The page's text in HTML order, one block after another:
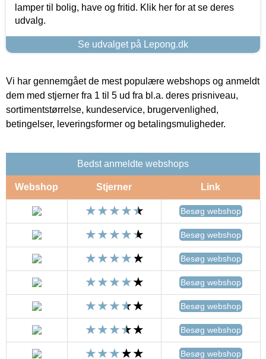
lamper til bolig, have og fritid. Klik her for at se deres
udvalg.
Se udvalget på Lepong.dk
Vi har gennemgået de mest populære webshops og anmeldt
dem med stjerner fra 1 til 5 ud fra bl.a. deres prisniveau,
sortimentstørrelse, kundeservice, brugervenlighed,
betingelser, leveringsformer og betalingsmuligheder.
Bedst anmeldte webshops
Webshop Stjerner Link
Besøg webshop
Besøg webshop
Besøg webshop
Besøg webshop
Besøg webshop
Besøg webshop
Besøg webshop